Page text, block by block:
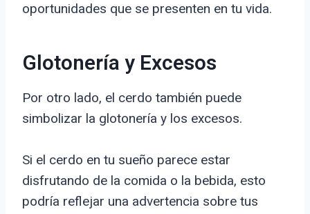
oportunidades que se presenten en tu vida.
Glotonería y Excesos
Por otro lado, el cerdo también puede
simbolizar la glotonería y los excesos.
Si el cerdo en tu sueño parece estar
disfrutando de la comida o la bebida, esto
podría reflejar una advertencia sobre tus